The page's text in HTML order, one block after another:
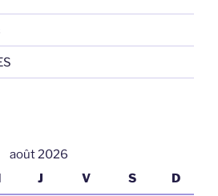
août 2026
J V S D